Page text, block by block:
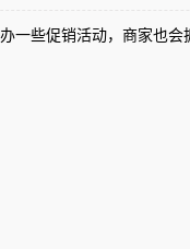
一些促销活动，商家也